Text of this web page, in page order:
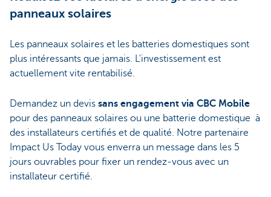
panneaux solaires
Les panneaux solaires et les batteries domestiques sont
plus intéressants que jamais. L'investissement est
actuellement vite rentabilisé.
Demandez un devis sans engagement via CBC Mobile
pour des panneaux solaires ou une batterie domestique à
des installateurs certifiés et de qualité. Notre partenaire
Impact Us Today vous enverra un message dans les 5
jours ouvrables pour fixer un rendez-vous avec un
installateur certifié.